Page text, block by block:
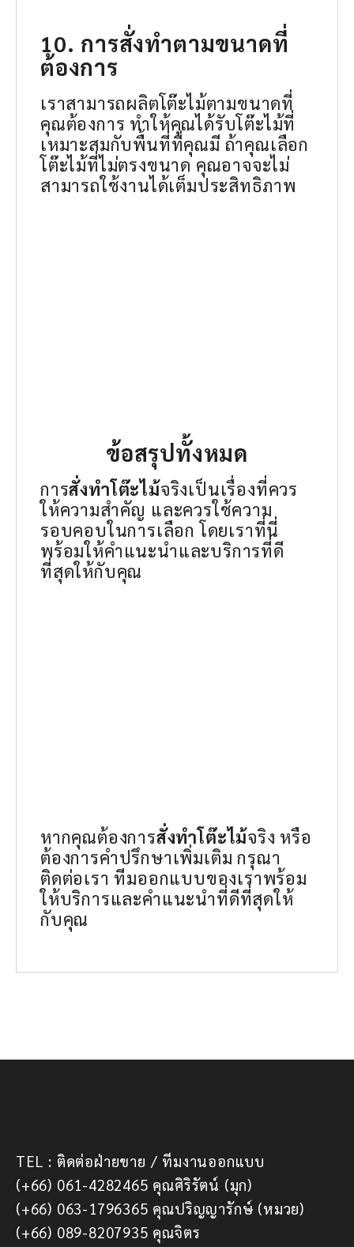
10. การสั่งทำตามขนาดที่
ต้องการ
เราสามารถผลิตโต๊ะไม้ตามขนาดที่
คุณต้องการ ทำให้คุณได้รับโต๊ะไม้ที่
เหมาะสมกับพื้นที่ที่คุณมี ถ้าคุณเลือก
โต๊ะไม้ที่ไม่ตรงขนาด คุณอาจจะไม่
สามารถใช้งานได้เต็มประสิทธิภาพ
ข้อสรุปทั้งหมด
การสั่งทำโต๊ะไม้จริงเป็นเรื่องที่ควร
ให้ความสำคัญ และควรใช้ความ
รอบคอบในการเลือก โดยเราที่นี่
พร้อมให้คำแนะนำและบริการที่ดี
ที่สุดให้กับคุณ
หากคุณต้องการสั่งทำโต๊ะไม้จริง หรือ
ต้องการคำปรึกษาเพิ่มเติม กรุณา
ติดต่อเรา ทีมออกแบบของเราพร้อม
ให้บริการและคำแนะนำที่ดีที่สุดให้
กับคุณ
TEL : ติดต่อฝ่ายขาย / ทีมงานออกแบบ
(+66) 061-4282465 คุณศิริรัตน์ (มุก)
(+66) 063-1796365 คุณปริญญารักษ์ (หมวย)
(+66) 089-8207935 คุณจิตร